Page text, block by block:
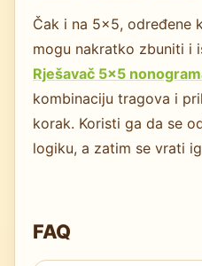
Čak i na 5×5, određene
mogu nakratko zbuniti i
Rješavač 5×5
kombinaciju tragova i
korak. Koristi ga da se
logiku, a zatim se vrati
FAQ